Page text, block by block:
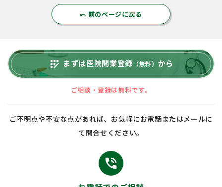
undo 前のページに戻る
app_registration まずは医院開業登録 （無料） から
ご相談・登録は無料です。
ご不明点や不安な点があれば、お気軽にお電話またはメールに
て問合せください。
phone_in_talk